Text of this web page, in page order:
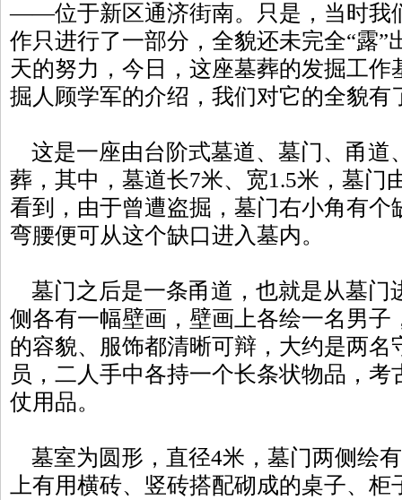
——位于新区通济街南。只是，当时我
作只进行了一部分，全貌还未完全“露”
天的努力，今日，这座墓葬的发掘工
掘人顾学军的介绍，我们对它的全貌有
这是一座由台阶式墓道、墓门、甬道
葬，其中，墓道长7米、宽1.5米，墓门
看到，由于曾遭盗掘，墓门右小角有个
弯腰便可从这个缺口进入墓内。
墓门之后是一条甬道，也就是从墓门
侧各有一幅壁画，壁画上各绘一名男子
的容貌、服饰都清晰可辩，大约是两名
员，二人手中各持一个长条状物品，
仗用品。
墓室为圆形，直径4米，墓门两侧绘
上有用横砖、竖砖搭配砌成的桌子、